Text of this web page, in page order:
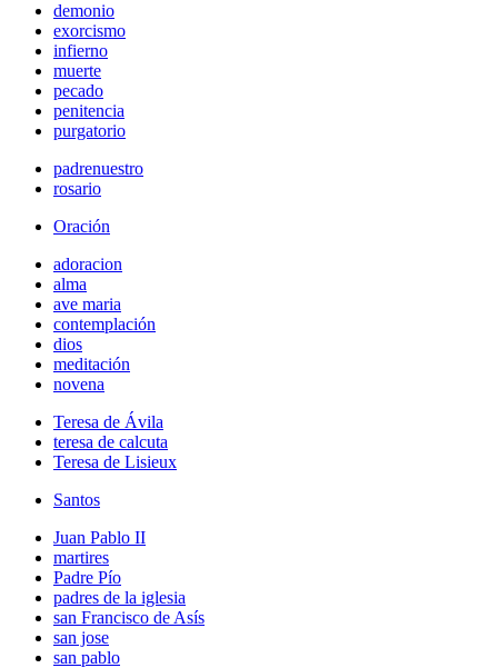
demonio
exorcismo
infierno
muerte
pecado
penitencia
purgatorio
padrenuestro
rosario
Oración
adoracion
alma
ave maria
contemplación
dios
meditación
novena
Teresa de Ávila
teresa de calcuta
Teresa de Lisieux
Santos
Juan Pablo II
martires
Padre Pío
padres de la iglesia
san Francisco de Asís
san jose
san pablo